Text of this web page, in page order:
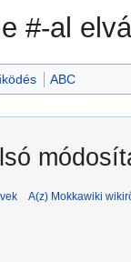
#-al
ABC
A(z) Mokkawiki